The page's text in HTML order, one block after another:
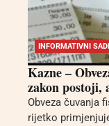
INFORMATIVNI
Kazne –
zakon
Obveza čuvanja
rijetko